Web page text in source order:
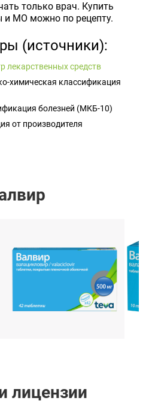
только врач. Купить
и МО можно по рецепту.
(источники):
лекарственных средств
химическая классификация
болезней (МКБ-10)
от производителя
лицензии